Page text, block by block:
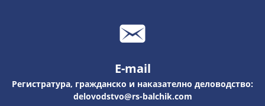
E-mail
Регистратура, гражданско и наказателно деловодство:
delovodstvo@rs-balchik.com